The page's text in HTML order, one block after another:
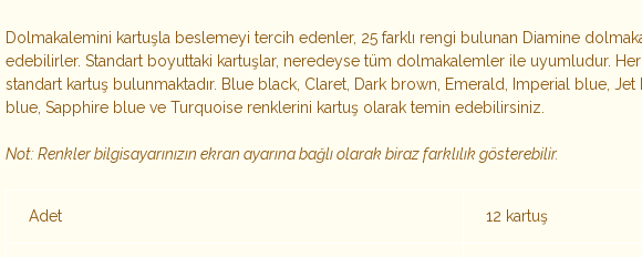
Dolmakalemini kartuşla beslemeyi tercih edenler, 25 farklı rengi bulunan Diamine
edebilirler. Standart boyuttaki kartuşlar, neredeyse tüm dolmakalemler ile uyumludur.
standart kartuş bulunmaktadır. Blue black, Claret, Dark brown, Emerald, Imperial blue, Jet
blue, Sapphire blue ve Turquoise renklerini kartuş olarak temin edebilirsiniz.
Not: Renkler bilgisayarınızın ekran ayarına bağlı olarak biraz farklılık gösterebilir.
Adet 12 kartuş